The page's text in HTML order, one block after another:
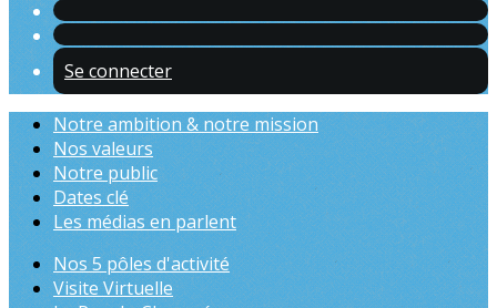
Se connecter
Notre ambition & notre mission
Nos valeurs
Notre public
Dates clé
Les médias en parlent
Nos 5 pôles d'activité
Visite Virtuelle